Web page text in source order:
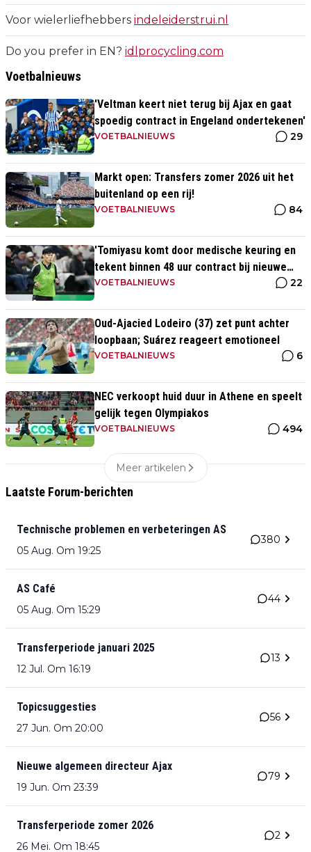
Voor wielerliefhebbers indeleiderstrui.nl
Do you prefer in EN? idlprocycling.com
Voetbalnieuws
'Veltman keert niet terug bij Ajax en gaat
spoedig contract in Engeland ondertekenen'
VOETBALNIEUWS 29
Markt open: Transfers zomer 2026 uit het
buitenland op een rij!
VOETBALNIEUWS 84
'Tomiyasu komt door medische keuring en
tekent binnen 48 uur contract bij nieuwe
club'
VOETBALNIEUWS 22
Oud-Ajacied Lodeiro (37) zet punt achter
loopbaan; Suárez reageert emotioneel
VOETBALNIEUWS 6
NEC verkoopt huid duur in Athene en speelt
gelijk tegen Olympiakos
VOETBALNIEUWS 494
Meer artikelen
Laatste Forum-berichten
Technische problemen en verbeteringen AS
05 Aug. Om 19:25
380
AS Café
05 Aug. Om 15:29
44
Transferperiode januari 2025
12 Jul. Om 16:19
13
Topicsuggesties
27 Jun. Om 20:00
56
Nieuwe algemeen directeur Ajax
19 Jun. Om 23:39
79
Transferperiode zomer 2026
26 Mei. Om 18:45
2